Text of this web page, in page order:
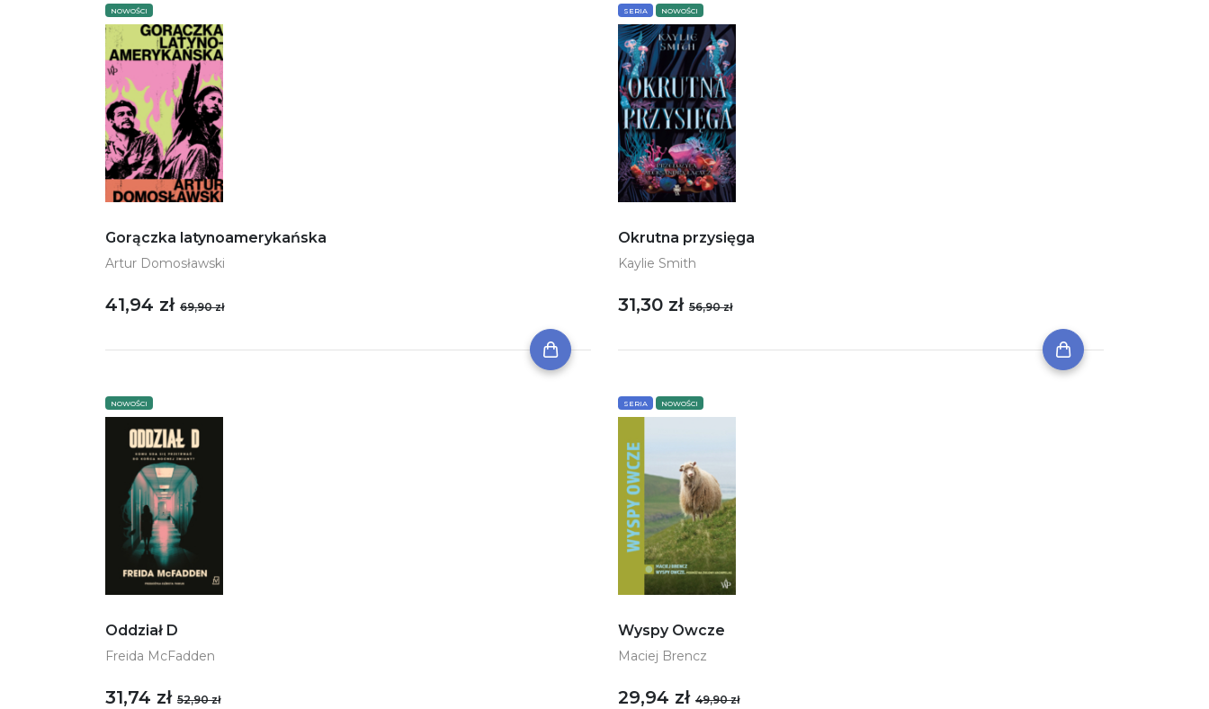
NOWOŚCI
Gorączka latynoamerykańska
Artur Domosławski
41,94 zł 69,90 zł
SERIA NOWOŚCI
Okrutna przysięga
Kaylie Smith
31,30 zł 56,90 zł
NOWOŚCI
Oddział D
Freida McFadden
31,74 zł 52,90 zł
SERIA NOWOŚCI
Wyspy Owcze
Maciej Brencz
29,94 zł 49,90 zł